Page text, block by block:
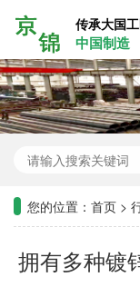
传承大国
中国制造
您的位置： 首页 >
拥有多种镀